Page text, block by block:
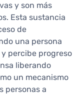
y son más
Esta sustancia
de
una persona
percibe progreso
liberando
un mecanismo
personas a